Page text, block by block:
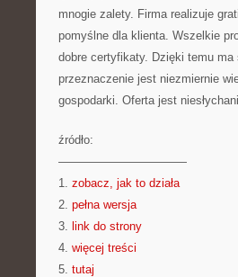
mnogie zalety. Firma realizuje
pomyślne dla klienta. Wszelkie
dobre certyfikaty. Dzięki temu ma
przeznaczenie jest niezmiernie
gospodarki. Oferta jest
źródło:
———————————
1. zobacz, jak to działa
2. pełna wersja
3. link do strony
4. więcej treści
5. tutaj